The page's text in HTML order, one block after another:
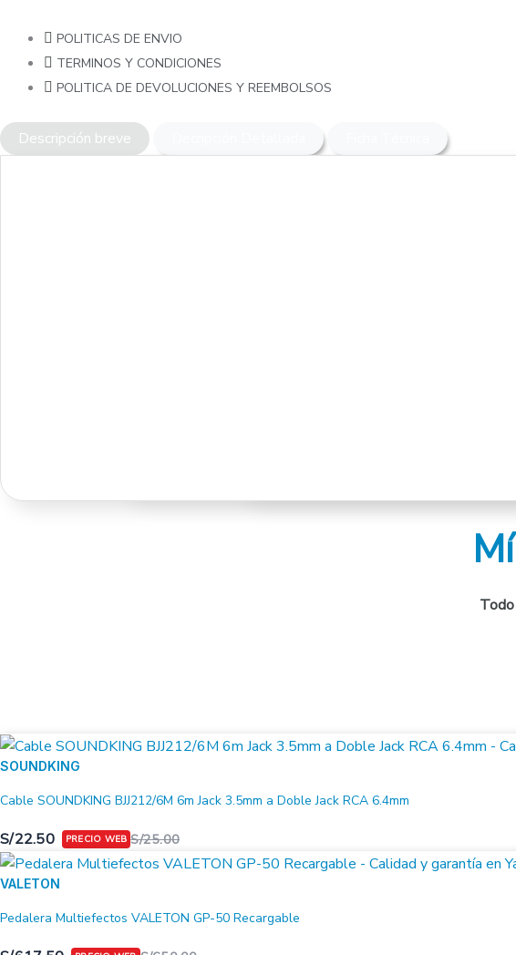
POLITICAS DE ENVIO
TERMINOS Y CONDICIONES
POLITICA DE DEVOLUCIONES Y REEMBOLSOS
Descripción breve
SOUNDKING
Cable SOUNDKING BJJ212/6M 6m Jack 3.5mm a Doble Jack RCA 6.4mm
S/25.00
S/22.50
VALETON
Pedalera Multiefectos VALETON GP-50 Recargable